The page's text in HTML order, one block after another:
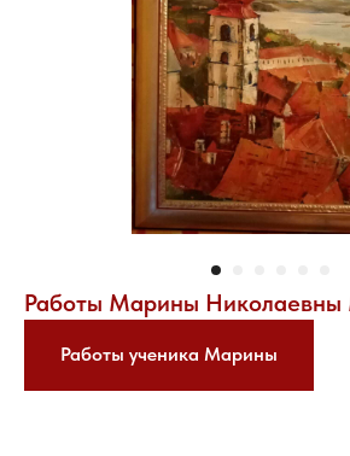
Работы Марины
Работы ученика Марины